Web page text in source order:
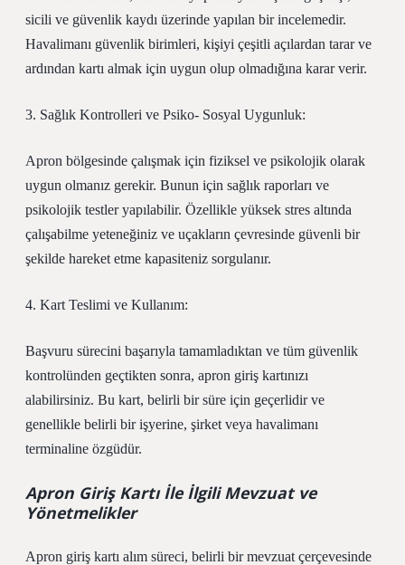
sicili ve güvenlik kaydı üzerinde yapılan bir incelemedir.
Havalimanı güvenlik birimleri, kişiyi çeşitli açılardan tarar ve
ardından kartı almak için uygun olup olmadığına karar verir.
3. Sağlık Kontrolleri ve Psiko- Sosyal Uygunluk:
Apron bölgesinde çalışmak için fiziksel ve psikolojik olarak
uygun olmanız gerekir. Bunun için sağlık raporları ve
psikolojik testler yapılabilir. Özellikle yüksek stres altında
çalışabilme yeteneğiniz ve uçakların çevresinde güvenli bir
şekilde hareket etme kapasiteniz sorgulanır.
4. Kart Teslimi ve Kullanım:
Başvuru sürecini başarıyla tamamladıktan ve tüm güvenlik
kontrolünden geçtikten sonra, apron giriş kartınızı
alabilirsiniz. Bu kart, belirli bir süre için geçerlidir ve
genellikle belirli bir işyerine, şirket veya havalimanı
terminaline özgüdür.
Apron Giriş Kartı İle İlgili Mevzuat ve
Yönetmelikler
Apron giriş kartı alım süreci, belirli bir mevzuat çerçevesinde